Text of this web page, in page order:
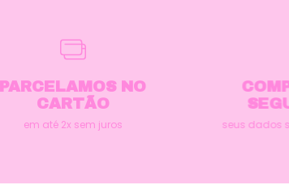
PARCELAMOS NO
CARTÃO
em até 2x sem juros seus dados